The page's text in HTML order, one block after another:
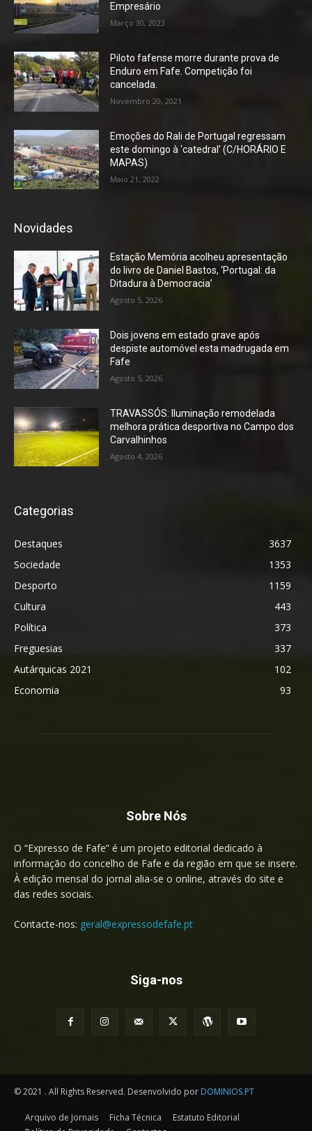
Empresário
Março 30, 2023
Piloto fafense morre durante prova de
Enduro em Fafe. Competição foi
cancelada.
Novembro 20, 2021
Emoções do Rali de Portugal regressam
este domingo à ‘catedral’ (C/HORÁRIO E
MAPAS)
Maio 21, 2022
Novidades
Estação Memória acolheu apresentação
do livro de Daniel Bastos, ‘Portugal: da
Ditadura à Democracia’
Agosto 5, 2026
Dois jovens em estado grave após
despiste automóvel esta madrugada em
Fafe
Agosto 5, 2026
TRAVASSÓS: Iluminação remodelada
melhora prática desportiva no Campo dos
Carvalhinhos
Agosto 4, 2026
Categorias
Destaques
3637
Sociedade
1353
Desporto
1159
Cultura
443
Política
373
Freguesias
337
Autárquicas 2021
102
Economia
93
Sobre Nós
O “Expresso de Fafe” é um projeto editorial dedicado à
informação do concelho de Fafe e da região em que se insere.
À edição mensal do jornal alia-se o online, através do site e
das redes sociais.
Contacte-nos: geral@expressodefafe.pt
Siga-nos
© 2021 . All Rights Reserved. Desenvolvido por DOMINIOS.PT
Arquivo de Jornais Ficha Técnica
Estatuto Editorial